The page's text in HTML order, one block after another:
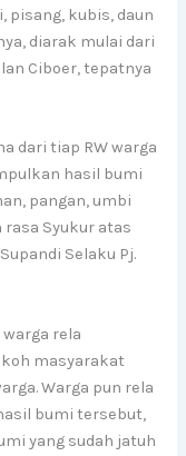
pisang, kubis, daun
diarak mulai dari
Ciboer, tepatnya
dari tiap RW warga
hasil bumi
pangan, umbi
rasa Syukur atas
Selaku Pj.
rela
masyarakat
Warga pun rela
bumi tersebut,
yang sudah jatuh